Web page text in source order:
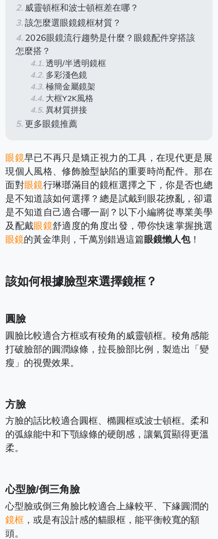
威靈頓框和波士頓框差在哪？
該怎麼選眼鏡鏡框材質？
2026眼鏡流行趨勢是什麼？眼鏡配件穿搭該
怎麼搭？
透明/半透明鏡框
多彩淺色鏡
極簡金屬鏡架
大框Y2K風格
異材質拼接
更多眼鏡推薦
眼鏡早已不再只是矯正視力的工具，在現代更是展
現個人風格、修飾臉型缺陷的重要時尚配件。那在
面對眼鏡行琳瑯滿目的鏡框選擇之下，你是否也總
是不知道該如何選擇？總是試戴到眼花撩亂，卻還
是不知道自己適合哪一副？以下小編將從專業美學
及配戴眼鏡舒適度的角度出發，帶你快速掌握挑選
眼鏡的黃金準則，千萬別錯過這篇眼鏡懶人包！
該如何根據臉型來選擇鏡框？
圓臉
圓臉比較適合方框或有稜角的威靈頓框。稜角感能
打破臉部的圓潤線條，拉長臉部比例，製造出「變
瘦」的視覺效果。
方臉
方臉的話比較適合圓框、橢圓框或波士頓框。柔和
的弧線能中和下顎線條的硬朗感，讓氣質顯得更溫
柔。
心型臉/倒三角臉
心型臉或倒三角臉比較適合上緣較平、下緣圓潤的
鏡框 ，或是有設計感的貓眼框，能平衡較寬的額
頭。